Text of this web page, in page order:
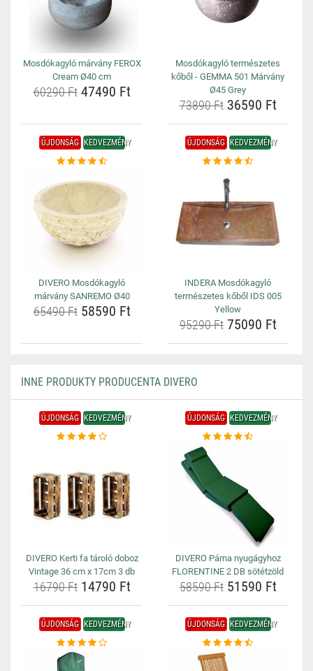
Mosdókagyló márvány FEROX
Cream Ø40 cm
60290 Ft47490 Ft
Mosdókagyló természetes
kőből - GEMMA 501 Márvány
Ø45 Grey
73890 Ft36590 Ft
ÚJDONSÁG KEDVEZMÉNY
DIVERO Mosdókagyló
márvány SANREMO Ø40
65490 Ft58590 Ft
ÚJDONSÁG KEDVEZMÉNY
INDERA Mosdókagyló
természetes kőből IDS 005
Yellow
95290 Ft75090 Ft
INNE PRODUKTY PRODUCENTA DIVERO
ÚJDONSÁG KEDVEZMÉNY
DIVERO Kerti fa tároló doboz
Vintage 36 cm x 17cm 3 db
16790 Ft14790 Ft
ÚJDONSÁG KEDVEZMÉNY
DIVERO Párna nyugágyhoz
FLORENTINE 2 DB sötétzöld
58590 Ft51590 Ft
ÚJDONSÁG KEDVEZMÉNY ÚJDONSÁG KEDVEZMÉNY